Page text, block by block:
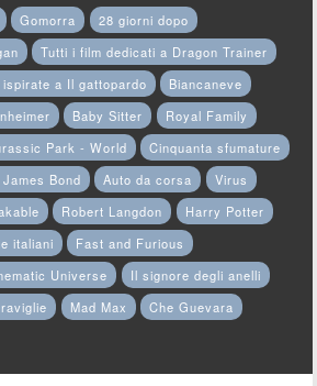
Gomorra
28 giorni dopo
Tutti i film dedicati a Dragon Trainer
a Il gattopardo
Biancaneve
Baby Sitter
Royal Family
Park - World
Cinquanta sfumature
Bond Auto da corsa
Virus
Robert Langdon
Harry Potter
italiani
Fast and Furious
Universe
Il signore degli anelli
Mad Max
Che Guevara